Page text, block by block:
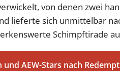
von denen zwei
lieferte sich unmittelbar
Schimpftirade
und AEW-Stars nach